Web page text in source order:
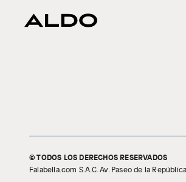
© TODOS LOS DERECHOS RESERVADOS
Falabella.com S.A.C. Av. Paseo de la